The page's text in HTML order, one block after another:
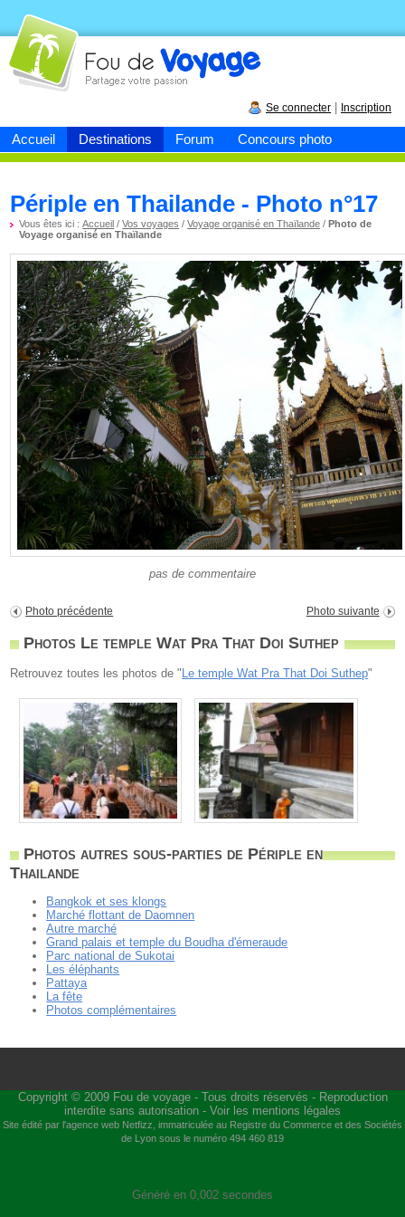
Accueil Destinations Forum Concours photo
Fou devoyage
Se connecter Inscription
Périple en Thailande - Photo n°17
Vous êtes ici :Accueil /Vos voyages /Voyage organisé en Thaïlande /Photo de
Voyage organisé en Thaïlande
pas de commentaire
Photo précédente Photo suivante
Photos Le temple Wat Pra That Doi Suthep
Retrouvez toutes les photos de " Le temple Wat Pra That Doi Suthep"
Photos autres sous-parties de Périple en
Thailande
Bangkok et ses klongs
Marché flottant de Daomnen
Autre marché
Grand palais et temple du Boudha d'émeraude
Parc national de Sukotai
Les éléphants
Pattaya
La fête
Photos complémentaires
Copyright © 2009 Fou de voyage- Tous droits réservés - Reproduction
interdite sans autorisation - Voir les mentions légales
Site édité par l'agence web Netfizz , immatriculée au Registre du Commerce et des Sociétés
de Lyon sous le numéro 494 460 819
Généré en 0,002 secondes